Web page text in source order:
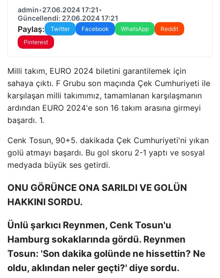
admin•27.06.2024 17:21•
Güncellendi: 27.06.2024 17:21
Paylaş: Twitter Facebook WhatsApp
Reddit
Pinterest
Milli takım, EURO 2024 biletini garantilemek için
sahaya çıktı. F Grubu son maçında Çek Cumhuriyeti ile
karşılaşan milli takımımız, tamamlanan karşılaşmanın
ardından EURO 2024'e son 16 takım arasına girmeyi
başardı. 1.
Cenk Tosun, 90+5. dakikada Çek Cumhuriyeti'ni yıkan
golü atmayı başardı. Bu gol skoru 2-1 yaptı ve sosyal
medyada büyük ses getirdi.
ONU GÖRÜNCE ONA SARILDI VE GOLÜN
HAKKINI SORDU.
Ünlü şarkıcı Reynmen, Cenk Tosun'u
Hamburg sokaklarında gördü. Reynmen
Tosun: 'Son dakika golünde ne hissettin? Ne
oldu, aklından neler geçti?' diye sordu.